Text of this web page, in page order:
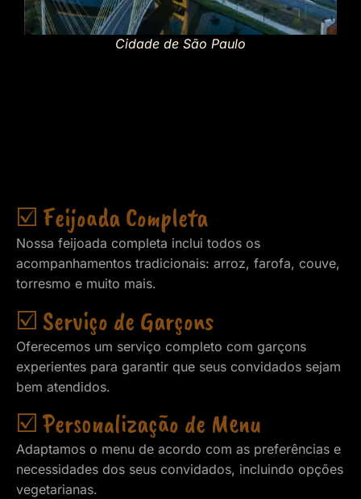
Cidade de São Paulo
☑️ Feijoada Completa
Nossa feijoada completa inclui todos os
acompanhamentos tradicionais: arroz, farofa, couve,
torresmo e muito mais.
☑️ Serviço de Garçons
Oferecemos um serviço completo com garçons
experientes para garantir que seus convidados sejam
bem atendidos.
☑️ Personalização de Menu
Adaptamos o menu de acordo com as preferências e
necessidades dos seus convidados, incluindo opções
vegetarianas.